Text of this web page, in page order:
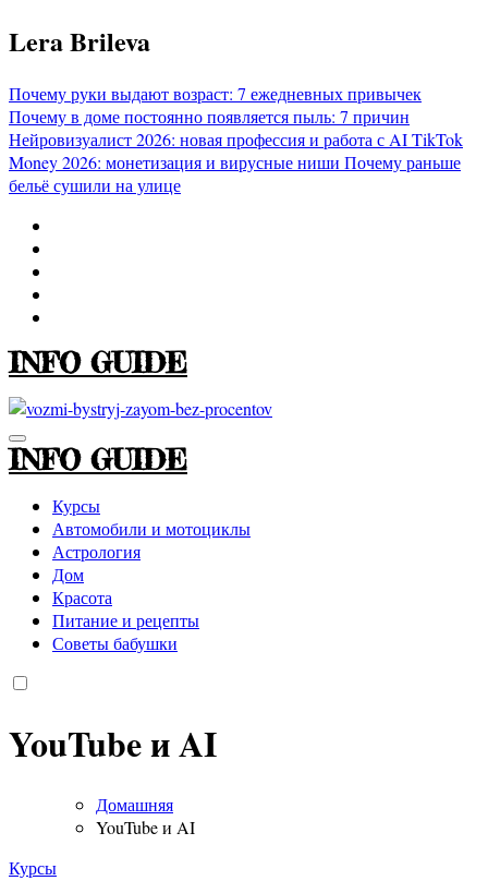
Перейти
к
Lera Brileva
Почему руки выдают возраст: 7 ежедневных привычек
Почему в доме постоянно появляется пыль: 7 причин
Нейровизуалист 2026: новая профессия и работа с AITikTok
Money 2026: монетизация и вирусные ниши Почему раньше
бельё сушили на улице
INFO GUIDE
INFO GUIDE
Курсы
Автомобили и мотоциклы
Астрология
Дом
Красота
Питание и рецепты
Советы бабушки
YouTube и AI
Домашняя
YouTube и AI
Курсы